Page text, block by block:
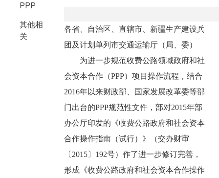
PPP
其他相
关
各省、自治区、直辖市、新疆生产建设兵
团及计划单列市交通运输厅（局、委）
为进一步规范收费公路领域政府和社
会资本合作（PPP）项目操作流程，结合
2016年以来财政部、国家发展改革委等部
门出台的PPP规范性文件，部对2015年部
办公厅印发的《收费公路政府和社会资本
合作操作指南（试行）》（交办财审
〔2015〕192号）作了进一步修订完善，
形成《收费公路政府和社会资本合作操作